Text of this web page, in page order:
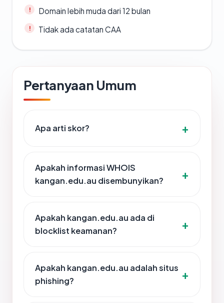
Domain lebih muda dari 12 bulan
Tidak ada catatan CAA
Pertanyaan Umum
Apa arti skor?
Apakah informasi WHOIS
kangan.edu.au disembunyikan?
Apakah kangan.edu.au ada di
blocklist keamanan?
Apakah kangan.edu.au adalah situs
phishing?